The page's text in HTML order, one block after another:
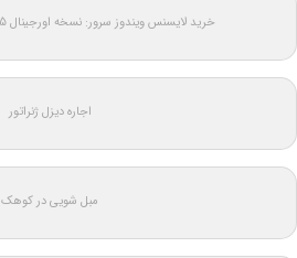
خرید لایسنس ویندوز سرور: نسخه اورجینال Windows Server 2025
اجاره دیزل ژنراتور
مبل شویی در کوهک